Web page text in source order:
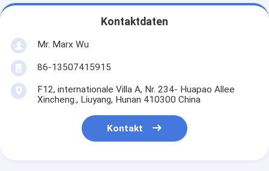
Kontaktdaten
Mr. Marx Wu
86-13507415915
F12, internationale Villa A, Nr. 234- Huapao Allee
Xincheng., Liuyang, Hunan 410300 China
Kontakt